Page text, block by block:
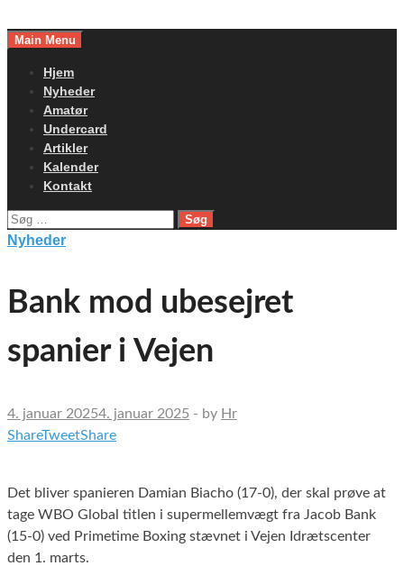
toMain Menu
Hjem
Nyheder
Amatør
Undercard
Artikler
Kalender
Kontakt
Søg
efter:
Nyheder
Bank mod ubesejret
spanier i Vejen
4. januar 20254. januar 2025 - by Hr
ShareTweetShare
Det bliver spanieren Damian Biacho (17-0), der skal prøve at
tage WBO Global titlen i supermellemvægt fra Jacob Bank
(15-0) ved Primetime Boxing stævnet i Vejen Idrætscenter
den 1. marts.